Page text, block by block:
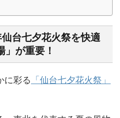
台七夕花火祭を快適
」が重要！
に彩る 「仙台七夕花火祭」